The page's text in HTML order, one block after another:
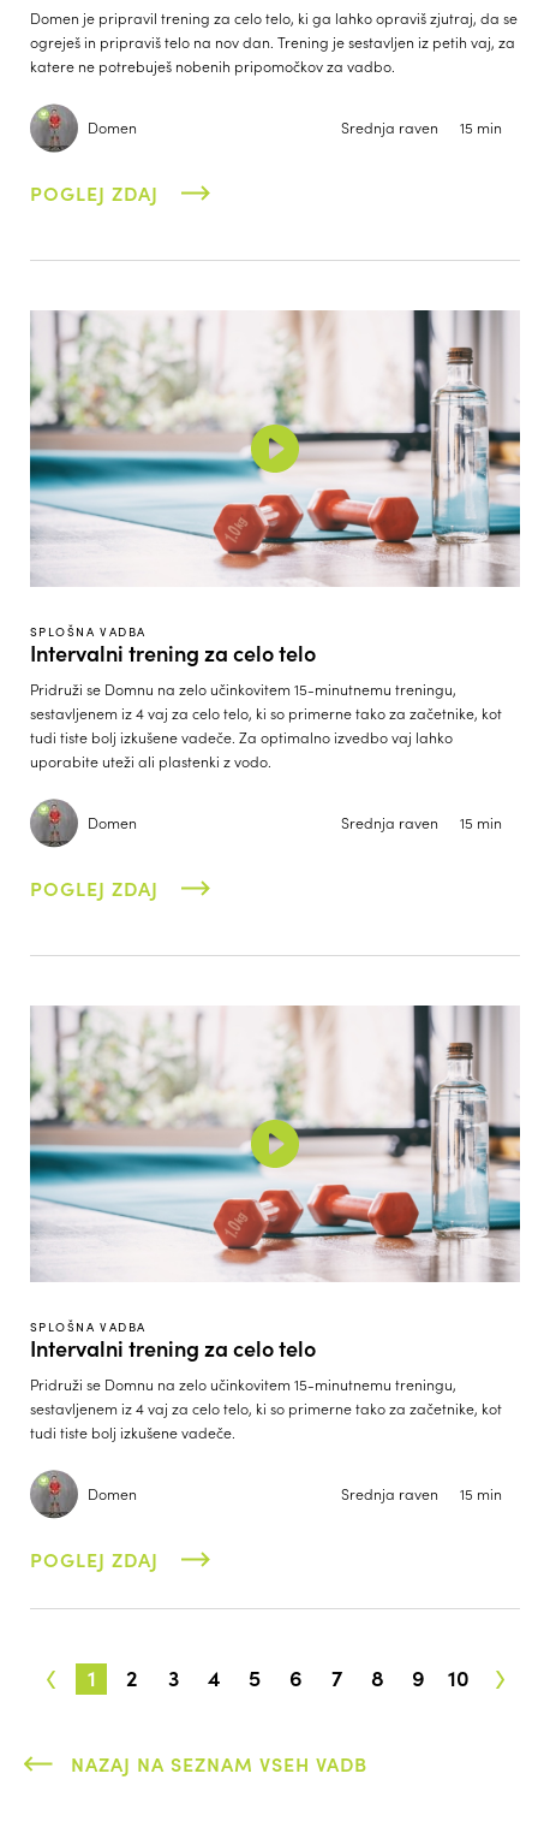
Domen je pripravil trening za celo telo, ki ga lahko opraviš zjutraj, da se
ogreješ in pripraviš telo na nov dan. Trening je sestavljen iz petih vaj, za
katere ne potrebuješ nobenih pripomočkov za vadbo.
Domen Srednja raven 15 min
POGLEJ ZDAJ
SPLOŠNA VADBA
Intervalni trening za celo telo
Pridruži se Domnu na zelo učinkovitem 15-minutnemu treningu,
sestavljenem iz 4 vaj za celo telo, ki so primerne tako za začetnike, kot
tudi tiste bolj izkušene vadeče. Za optimalno izvedbo vaj lahko
uporabite uteži ali plastenki z vodo.
Domen Srednja raven 15 min
POGLEJ ZDAJ
SPLOŠNA VADBA
Intervalni trening za celo telo
Pridruži se Domnu na zelo učinkovitem 15-minutnemu treningu,
sestavljenem iz 4 vaj za celo telo, ki so primerne tako za začetnike, kot
tudi tiste bolj izkušene vadeče.
Domen Srednja raven 15 min
POGLEJ ZDAJ
‹ 1 2 3 4 5 6 7 8 9 10 ›
NAZAJ NA SEZNAM VSEH VADB